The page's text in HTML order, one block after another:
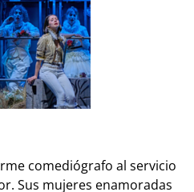
comediógrafo al servicio
Sus mujeres enamoradas